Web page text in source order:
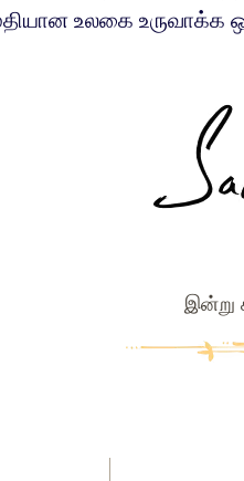
உலகை உருவாக்க
இன்று